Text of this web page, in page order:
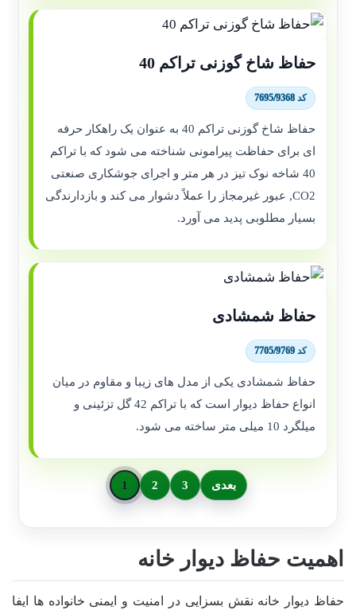
حفاظ شاخ گوزنی تراکم 40
کد 7695/9368
حفاظ شاخ گوزنی تراکم 40 به عنوان یک راهکار حرفه
ای برای حفاظت پیرامونی شناخته می شود که با تراکم
40 شاخه نوک تیز در هر متر و اجرای جوشکاری صنعتی
CO2, عبور غیرمجاز را عملاً دشوار می کند و بازدارندگی
بسیار مطلوبی پدید می آورد.
حفاظ شمشادی
کد 7705/9769
حفاظ شمشادی یکی از مدل های زیبا و مقاوم در میان
انواع حفاظ دیوار است که با تراکم 42 گل تزئینی و
میلگرد 10 میلی متر ساخته می شود.
1 2 3 بعدی
اهمیت حفاظ دیوار خانه
حفاظ دیوار خانه نقش بسزایی در امنیت و ایمنی خانواده ها ایفا